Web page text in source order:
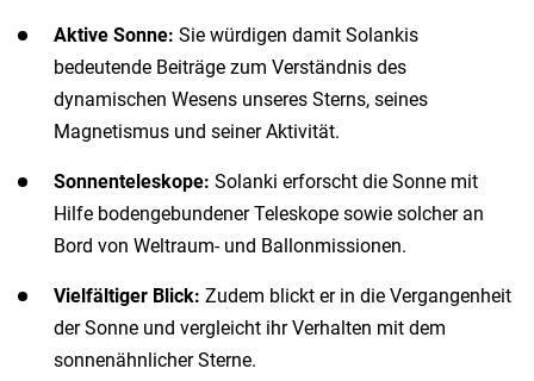
Aktive Sonne: Sie würdigen damit Solankis
bedeutende Beiträge zum Verständnis des
dynamischen Wesens unseres Sterns, seines
Magnetismus und seiner Aktivität.
Sonnenteleskope: Solanki erforscht die Sonne mit
Hilfe bodengebundener Teleskope sowie solcher an
Bord von Weltraum- und Ballonmissionen.
Vielfältiger Blick: Zudem blickt er in die Vergangenheit
der Sonne und vergleicht ihr Verhalten mit dem
sonnenähnlicher Sterne.